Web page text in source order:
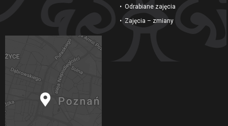
Odrabiane zajęcia
Zajęcia – zmiany